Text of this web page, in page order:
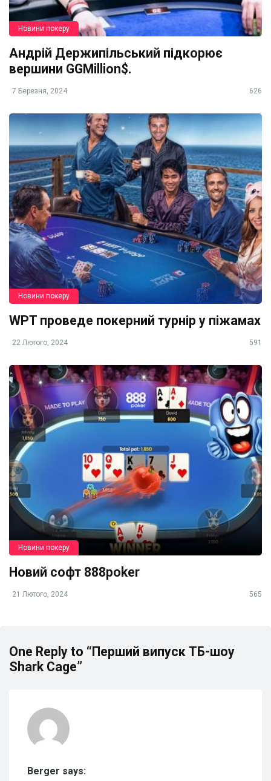
Новини покеру
Андрій Держипільський підкорює
вершини GGMillion$.
7 Березня, 2024 626
Новини покеру
WPT проведе покерний турнір у піжамах
22 Лютого, 2024 591
Новини покеру
Новий софт 888poker
21 Лютого, 2024 565
One Reply to “Перший випуск ТБ-шоу
Shark Cage”
Berger says: